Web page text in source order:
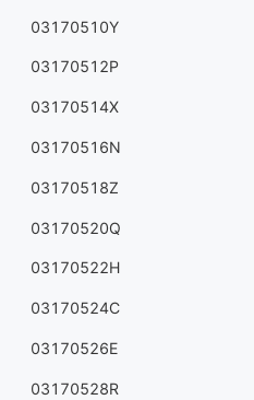
03170510Y
03170512P
03170514X
03170516N
03170518Z
03170520Q
03170522H
03170524C
03170526E
03170528R